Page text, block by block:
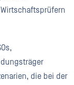
die bei der